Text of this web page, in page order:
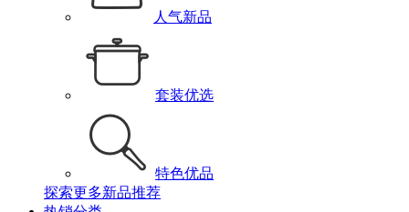
人气新品
套装优选
特色优品
探索更多新品推荐